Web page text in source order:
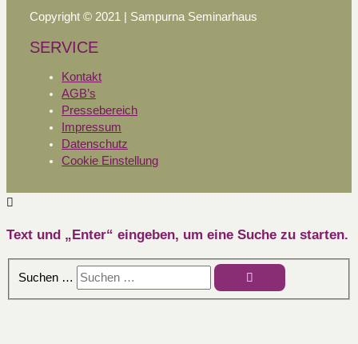
Copyright © 2021 | Sampurna Seminarhaus
SERVICE
Kontakt
AGB’s
Pressebereich
Impressum
Datenschutz
Cookie Einstellung
Text und „Enter“ eingeben, um eine Suche zu starten.
Suchen …